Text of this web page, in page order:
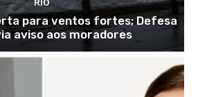
RIO
para ventos fortes; Defesa
aviso aos moradores